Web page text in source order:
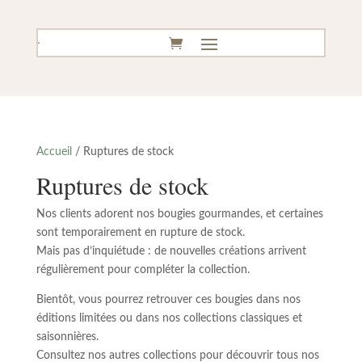
Accueil / Ruptures de stock
Ruptures de stock
Nos clients adorent nos bougies gourmandes, et certaines
sont temporairement en rupture de stock.
Mais pas d’inquiétude : de nouvelles créations arrivent
régulièrement pour compléter la collection.
Bientôt, vous pourrez retrouver ces bougies dans nos
éditions limitées ou dans nos collections classiques et
saisonnières.
Consultez nos autres collections pour découvrir tous nos